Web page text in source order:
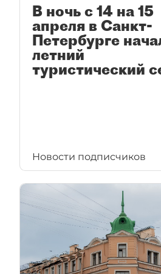
В ночь с 14 на 15
апреля в Санкт-
Петербурге
летний
туристический
Новости подписчиков